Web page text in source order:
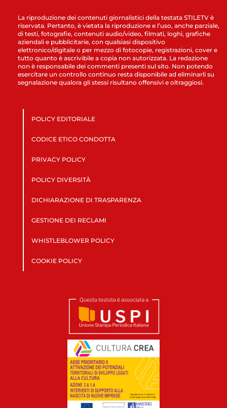
La riproduzione dei contenuti giornalistici della testata STILETV è
riservata. Pertanto, è vietata la riproduzione e l’uso, anche parziale,
di testi, fotografie, contenuti audio/video, filmati, loghi, grafiche
aziendali e pubblicitarie, con qualsiasi dispositivo
elettronico/digitale o per mezzo di fotocopie, registrazioni, cover e
tutto quanto è ascrivibile a copia non autorizzata. La redazione
non è responsabile dei commenti presenti sul sito. Non potendo
esercitare un controllo continuo resta disponibile ad eliminarli su
segnalazione qualora gli stessi risultano offensivi e oltraggiosi.
POLICY EDITORIALE
CODICE ETICO CONDOTTA
PRIVACY POLICY
POLICY DIVERSITÀ
DICHIARAZIONE DI TRASPARENZA
GESTIONE DEI RECLAMI
WHISTLEBLOWER POLICY
COOKIE POLICY